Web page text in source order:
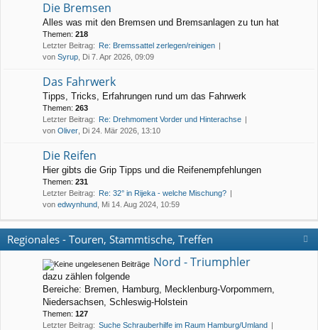
Die Bremsen
Alles was mit den Bremsen und Bremsanlagen zu tun hat
Themen: 218
Letzter Beitrag: Re: Bremssattel zerlegen/reinigen
von Syrup , Di 7. Apr 2026, 09:09
Das Fahrwerk
Tipps, Tricks, Erfahrungen rund um das Fahrwerk
Themen: 263
Letzter Beitrag: Re: Drehmoment Vorder und Hinterachse
von Oliver , Di 24. Mär 2026, 13:10
Die Reifen
Hier gibts die Grip Tipps und die Reifenempfehlungen
Themen: 231
Letzter Beitrag: Re: 32° in Rijeka - welche Mischung?
von edwynhund , Mi 14. Aug 2024, 10:59
Regionales - Touren, Stammtische, Treffen
Nord - Triumphler
dazu zählen folgende
Bereiche: Bremen, Hamburg, Mecklenburg-Vorpommern,
Niedersachsen, Schleswig-Holstein
Themen: 127
Letzter Beitrag: Suche Schrauberhilfe im Raum Hamburg/Umland